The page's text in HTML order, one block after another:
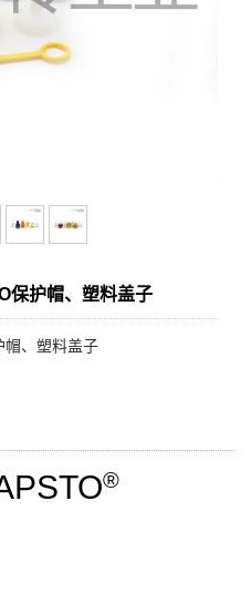
保护帽、塑料盖子
帽、塑料盖子
®